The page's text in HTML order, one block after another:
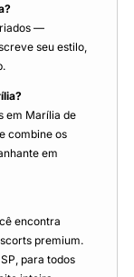
—
seu estilo,
em Marília de
combine os
em
encontra
premium.
para todos